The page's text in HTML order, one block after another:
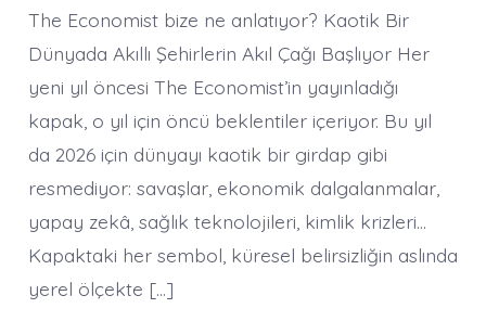
şehirlerin
aklının
belirleyeceği
bir
yıl
olacak.
The Economist bize ne anlatıyor? Kaotik Bir
Dünyada Akıllı Şehirlerin Akıl Çağı Başlıyor Her
yeni yıl öncesi The Economist’in yayınladığı
kapak, o yıl için öncü beklentiler içeriyor. Bu yıl
da 2026 için dünyayı kaotik bir girdap gibi
resmediyor: savaşlar, ekonomik dalgalanmalar,
yapay zekâ, sağlık teknolojileri, kimlik krizleri…
Kapaktaki her sembol, küresel belirsizliğin aslında
yerel ölçekte […]